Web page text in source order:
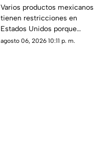
mexicanos con
RESTRICCIONES por
supuesto riesgo a la
salud
Varios productos mexicanos
tienen restricciones en
Estados Unidos porque
algunos podrían representar
agosto 06, 2026 10:11 p. m.